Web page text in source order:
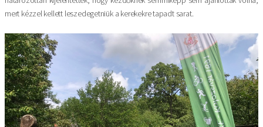
mert kézzel kellett leszedegetniük a kerekekre tapadt sarat.
Kép